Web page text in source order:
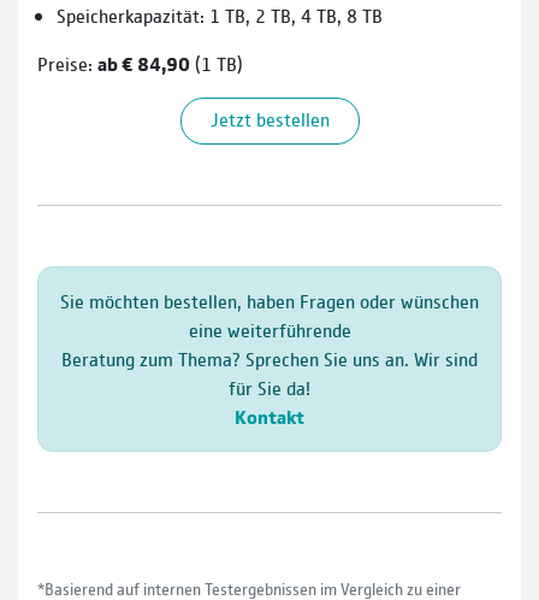
Speicherkapazität: 1 TB, 2 TB, 4 TB, 8 TB
Preise: ab € 84,90(1 TB)
Jetzt bestellen
Sie möchten bestellen, haben Fragen oder wünschen
eine weiterführende
Beratung zum Thema? Sprechen Sie uns an. Wir sind
für Sie da!
Kontakt
*Basierend auf internen Testergebnissen im Vergleich zu einer